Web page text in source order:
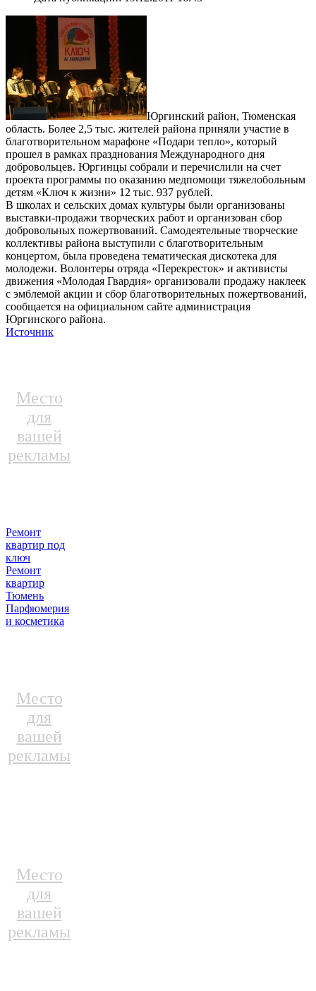
Юргинский район, Тюменская
область. Более 2,5 тыс. жителей района приняли участие в
благотворительном марафоне «Подари тепло», который
прошел в рамках празднования Международного дня
добровольцев. Юргинцы собрали и перечислили на счет
проекта программы по оказанию медпомощи тяжелобольным
детям «Ключ к жизни» 12 тыс. 937 рублей.
В школах и сельских домах культуры были организованы
выставки-продажи творческих работ и организован сбор
добровольных пожертвований. Самодеятельные творческие
коллективы района выступили с благотворительным
концертом, была проведена тематическая дискотека для
молодежи. Волонтеры отряда «Перекресток» и активисты
движения «Молодая Гвардия» организовали продажу наклеек
с эмблемой акции и сбор благотворительных пожертвований,
сообщается на официальном сайте администрация
Юргинского района.
Источник
Место
для
вашей
рекламы
Ремонт
квартир под
ключ
Ремонт
квартир
Тюмень
Парфюмерия
и косметика
Место
для
вашей
рекламы
Место
для
вашей
рекламы